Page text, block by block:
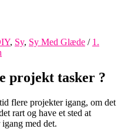
, Sy, Sy Med Glæde / 1.
projekt tasker ?
flere projekter igang, om det
rart og have et sted at
med det.